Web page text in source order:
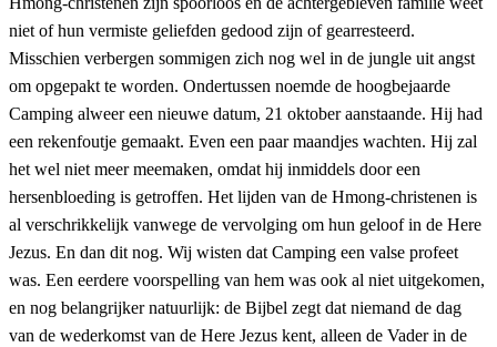
niet of hun vermiste geliefden gedood zijn of gearresteerd.
Misschien verbergen sommigen zich nog wel in de jungle uit angst
om opgepakt te worden. Ondertussen noemde de hoogbejaarde
Camping alweer een nieuwe datum, 21 oktober aanstaande. Hij had
een rekenfoutje gemaakt. Even een paar maandjes wachten. Hij zal
het wel niet meer meemaken, omdat hij inmiddels door een
hersenbloeding is getroffen. Het lijden van de Hmong-christenen is
al verschrikkelijk vanwege de vervolging om hun geloof in de Here
Jezus. En dan dit nog. Wij wisten dat Camping een valse profeet
was. Een eerdere voorspelling van hem was ook al niet uitgekomen,
en nog belangrijker natuurlijk: de Bijbel zegt dat niemand de dag
van de wederkomst van de Here Jezus kent, alleen de Vader in de